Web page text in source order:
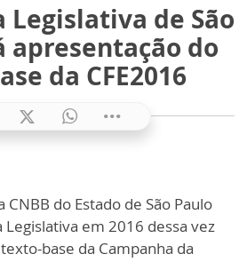
Legislativa de São
apresentação do
da CFE2016
CNBB do Estado de São Paulo
em 2016 dessa vez
base da Campanha da